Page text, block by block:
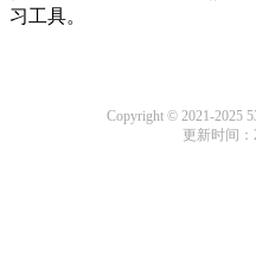
习工具。
Copyright © 2021-2025
更新时间：